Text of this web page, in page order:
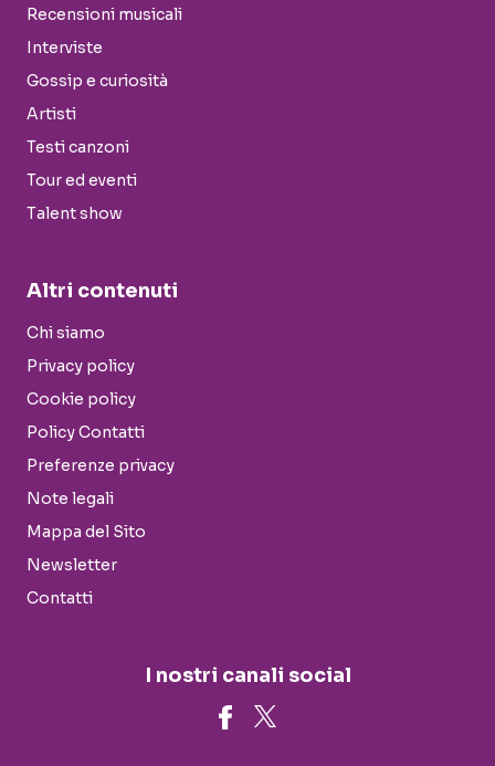
Recensioni musicali
Interviste
Gossip e curiosità
Artisti
Testi canzoni
Tour ed eventi
Talent show
Altri contenuti
Chi siamo
Privacy policy
Cookie policy
Policy Contatti
Preferenze privacy
Note legali
Mappa del Sito
Newsletter
Contatti
I nostri canali social